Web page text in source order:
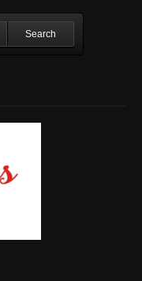
Search